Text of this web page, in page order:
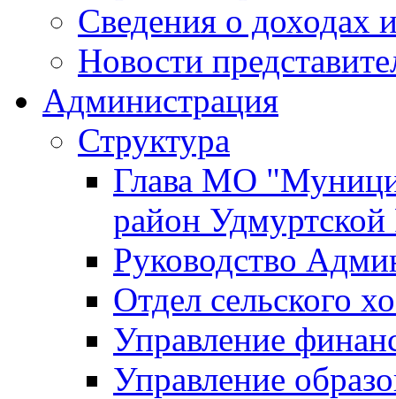
Сведения о доходах
Новости
Администрация
Структура
Глава МО
район
Руководство
Отдел сельского
Управление
Управление